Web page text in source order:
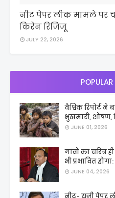
नीट पेपर लीक मामले पर
किरेन रिजिजू
JULY 22, 2026
वैश्विक रिपोर्ट ने
भुखमारी, शोषण,
JUNE 01, 2026
गांवों का चरित्र
भी प्रभावित
JUNE 04, 2026